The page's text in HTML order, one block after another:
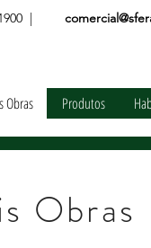
|
Obras Produtos
Obras